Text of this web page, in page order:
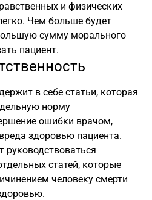
и физических
Чем больше будет
сумму морального
пациент.
в себе статьи, которая
норму
ошибки врачом,
здоровью пациента.
руководствоваться
статей, которые
человеку смерти